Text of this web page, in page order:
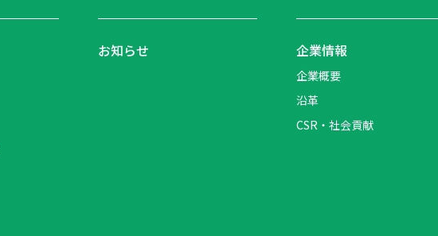
お知らせ 企業情報
企業概要
沿革
CSR・社会貢献